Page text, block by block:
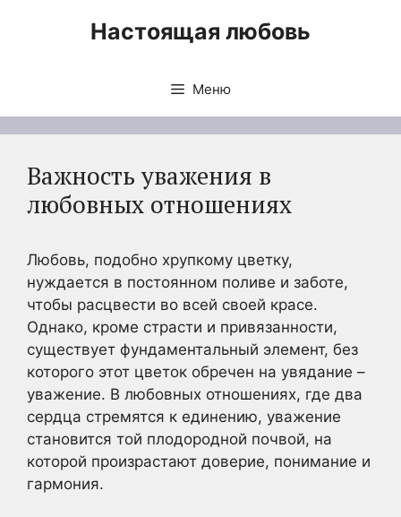
Настоящая любовь
Меню
Важность уважения в
любовных отношениях
Любовь, подобно хрупкому цветку,
нуждается в постоянном поливе и заботе,
чтобы расцвести во всей своей красе.
Однако, кроме страсти и привязанности,
существует фундаментальный элемент, без
которого этот цветок обречен на увядание –
уважение. В любовных отношениях, где два
сердца стремятся к единению, уважение
становится той плодородной почвой, на
которой произрастают доверие, понимание и
гармония.